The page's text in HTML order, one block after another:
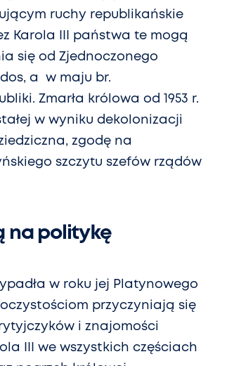
ruchy republikańskie
Karola III państwa te mogą
się od Zjednoczonego
a w maju br.
Zmarła królowa od 1953 r.
w wyniku dekolonizacji
zgodę na
szczytu szefów rządów
na politykę
w roku jej Platynowego
przyczyniają się
i znajomości
III we wszystkich częściach